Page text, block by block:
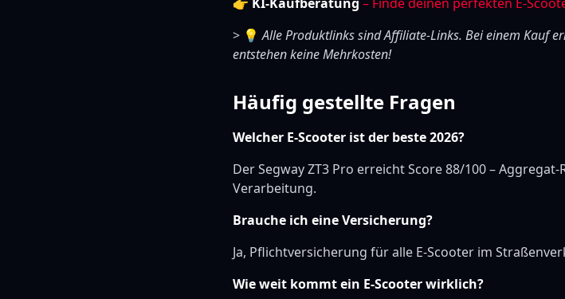
> 💡Alle Produktlinks sind Affiliate-Links. Bei einem Kauf
entstehen keine Mehrkosten!
Häufig gestellte Fragen
Welcher E-Scooter ist der beste 2026?
Der Segway ZT3 Pro erreicht Score 88/100 –
Verarbeitung.
Brauche ich eine Versicherung?
Ja, Pflichtversicherung für alle E-Scooter im
Wie weit kommt ein E-Scooter wirklich?